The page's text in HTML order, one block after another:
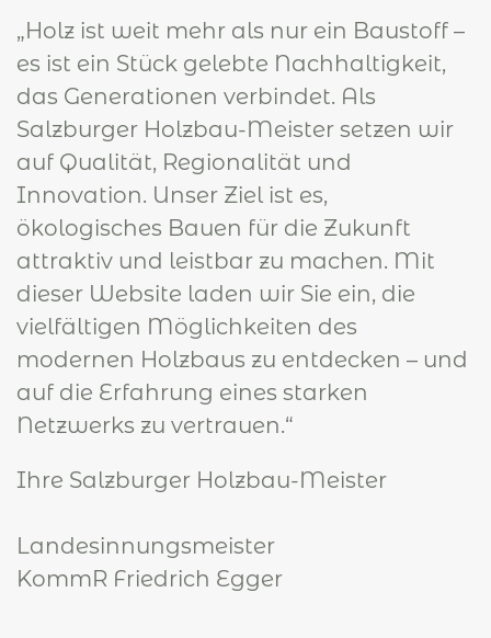
„Holz ist weit mehr als nur ein Baustoff –
es ist ein Stück gelebte Nachhaltigkeit,
das Generationen verbindet. Als
Salzburger Holzbau-Meister setzen wir
auf Qualität, Regionalität und
Innovation. Unser Ziel ist es,
ökologisches Bauen für die Zukunft
attraktiv und leistbar zu machen. Mit
dieser Website laden wir Sie ein, die
vielfältigen Möglichkeiten des
modernen Holzbaus zu entdecken – und
auf die Erfahrung eines starken
Netzwerks zu vertrauen.“
Ihre Salzburger Holzbau-Meister
Landesinnungsmeister
KommR Friedrich Egger